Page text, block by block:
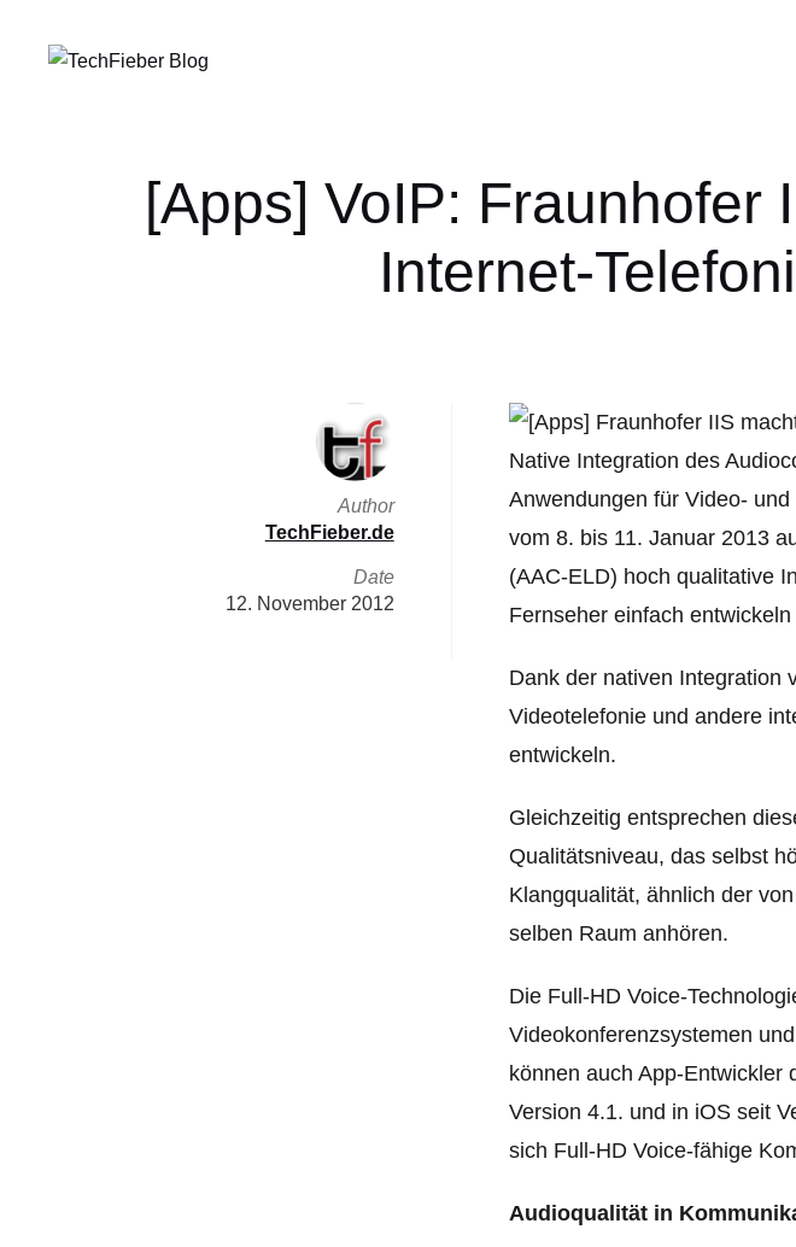
[Apps] VoIP: Fraunhofer
Internet-
Native Integration des
Anwendungen für Video-
vom 8. bis 11. Januar 2013
(AAC-ELD) hoch qualitative
Fernseher einfach entwickeln
Dank der nativen Integration
Videotelefonie und andere
entwickeln.
Gleichzeitig entsprechen
Qualitätsniveau, das selbst
Klangqualität, ähnlich der
selben Raum anhören.
Die Full-HD Voice-
Videokonferenzsystemen
können auch App-Entwickler
Version 4.1. und in iOS seit
sich Full-HD Voice-fähige
Audioqualität in
Author
TechFieber.de
Date
12. November 2012